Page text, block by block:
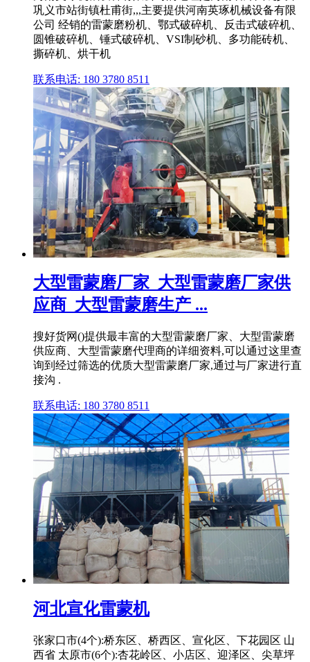
巩义市站街镇杜甫街,,,主要提供河南英琢机械设备有限
公司 经销的雷蒙磨粉机、鄂式破碎机、反击式破碎机、
圆锥破碎机、锤式破碎机、VSI制砂机、多功能砖机、
撕碎机、烘干机
联系电话: 180 3780 8511
大型雷蒙磨厂家_大型雷蒙磨厂家供
应商_大型雷蒙磨生产 ...
搜好货网()提供最丰富的大型雷蒙磨厂家、大型雷蒙磨
供应商、大型雷蒙磨代理商的详细资料,可以通过这里查
询到经过筛选的优质大型雷蒙磨厂家,通过与厂家进行直
接沟 .
联系电话: 180 3780 8511
河北宣化雷蒙机
张家口市(4个):桥东区、桥西区、宣化区、下花园区 山
西省 太原市(6个):杏花岭区、小店区、迎泽区、尖草坪